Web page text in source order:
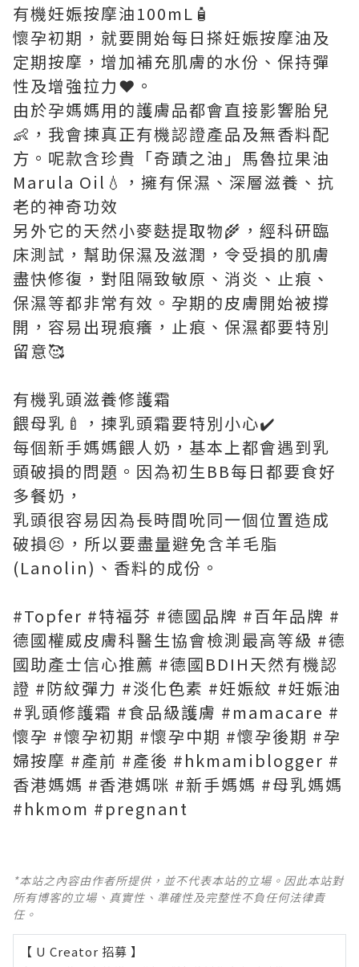
有機妊娠按摩油100mL🧴
懷孕初期，就要開始每日搽妊娠按摩油及
定期按摩，增加補充肌膚的水份、保持彈
性及增強拉力❤️。
由於孕媽媽用的護膚品都會直接影響胎兒
👶，我會揀真正有機認證產品及無香料配
方。呢款含珍貴「奇蹟之油」馬魯拉果油
Marula Oil💧，擁有保濕、深層滋養、抗
老的神奇功效
另外它的天然小麥麩提取物🌾，經科研臨
床測試，幫助保濕及滋潤，令受損的肌膚
盡快修復，對阻隔致敏原、消炎、止痕、
保濕等都非常有效。孕期的皮膚開始被撐
開，容易出現痕癢，止痕、保濕都要特別
留意🥰
有機乳頭滋養修護霜
餵母乳🍼，揀乳頭霜要特別小心✔️
每個新手媽媽餵人奶，基本上都會遇到乳
頭破損的問題。因為初生BB每日都要食好
多餐奶，
乳頭很容易因為長時間吮同一個位置造成
破損😣，所以要盡量避免含羊毛脂
(Lanolin)、香料的成份。
#Topfer #特福芬 #德國品牌 #百年品牌 #
德國權威皮膚科醫生協會檢測最高等級 #德
國助產士信心推薦 #德國BDIH天然有機認
證 #防紋彈力 #淡化色素 #妊娠紋 #妊娠油
#乳頭修護霜 #食品級護膚 #mamacare #
懷孕 #懷孕初期 #懷孕中期 #懷孕後期 #孕
婦按摩 #產前 #產後 #hkmamiblogger #
香港媽媽 #香港媽咪 #新手媽媽 #母乳媽媽
#hkmom #pregnant
*本站之內容由作者所提供，並不代表本站的立場。因此本站對
所有博客的立場、真實性、準確性及完整性不負任何法律責
任。
【 U Creator 招募 】